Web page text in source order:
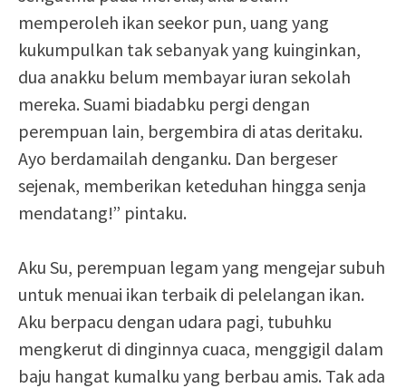
memperoleh ikan seekor pun, uang yang
kukumpulkan tak sebanyak yang kuinginkan,
dua anakku belum membayar iuran sekolah
mereka. Suami biadabku pergi dengan
perempuan lain, bergembira di atas deritaku.
Ayo berdamailah denganku. Dan bergeser
sejenak, memberikan keteduhan hingga senja
mendatang!” pintaku.
Aku Su, perempuan legam yang mengejar subuh
untuk menuai ikan terbaik di pelelangan ikan.
Aku berpacu dengan udara pagi, tubuhku
mengkerut di dinginnya cuaca, menggigil dalam
baju hangat kumalku yang berbau amis. Tak ada